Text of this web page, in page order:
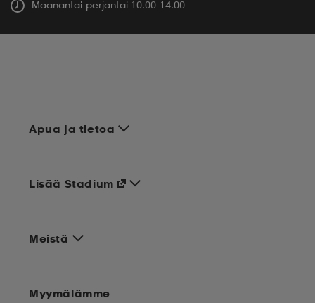
Maanantai-perjantai 10.00-14.00
Apua ja tietoa
Meistä
Lisää Stadium
Myymälämme